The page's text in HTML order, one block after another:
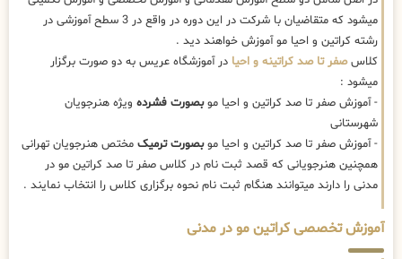
میشود که متقاضیان با شرکت در این دوره در واقع در 3 سطح آموزشی در
رشته کراتین و احیا مو آموزش خواهند دید .
کلاسصفر تا صد کراتینه و احیا در آموزشگاه عریس به دو صورت برگزار
میشود :
- آموزش صفر تا صد کراتین و احیا موبصورت فشرده ویژه هنرجویان
شهرستانی
- آموزش صفر تا صد کراتین و احیا موبصورت ترمیک مختص هنرجویان تهرانی
همچنین هنرجویانی که قصد ثبت نام در کلاس صفر تا صد کراتین مو در
مدنی را دارند میتوانند هنگام ثبت نام نحوه برگزاری کلاس را انتخاب نمایند .
آموزش تخصصی کراتین مو در مدنی